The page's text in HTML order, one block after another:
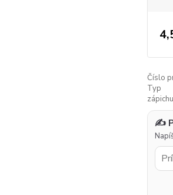
Číslo
Typ
✍️